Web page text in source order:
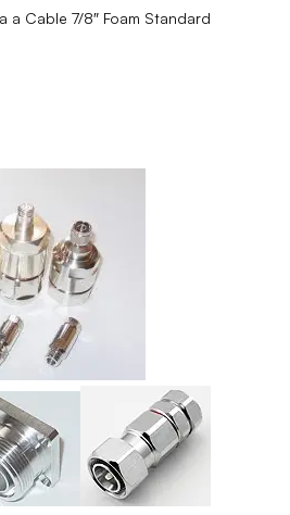
a Cable 7/8″ Foam Standard